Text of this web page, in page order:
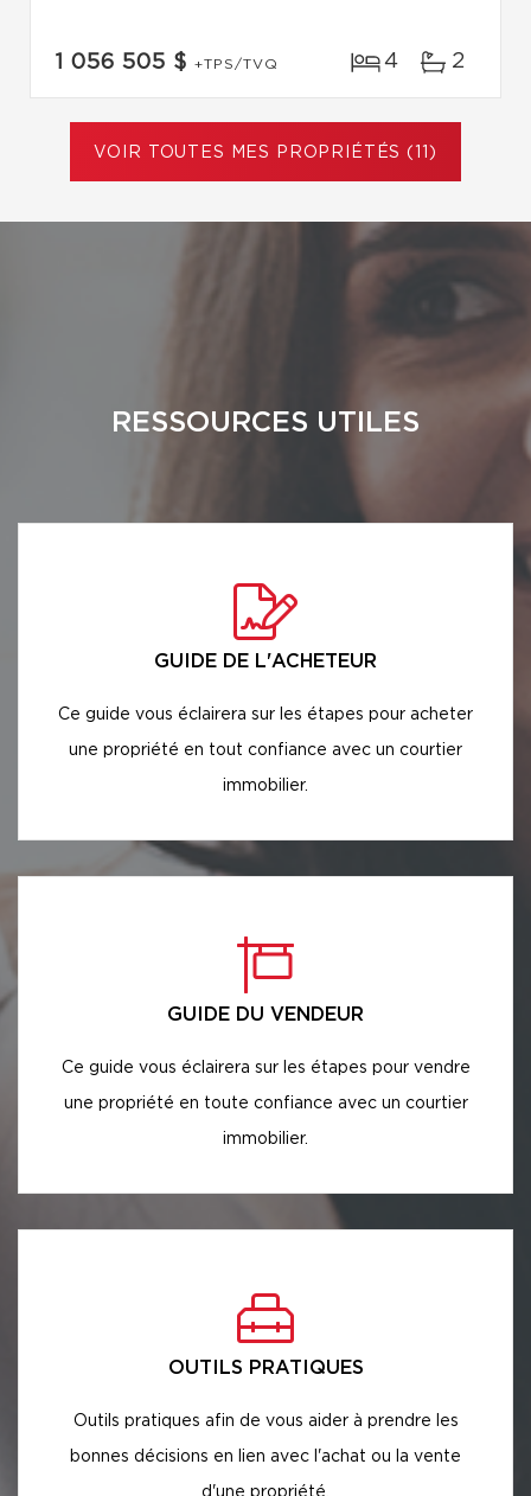
1 056 505 $ +TPS/TVQ 4 2
VOIR TOUTES MES PROPRIÉTÉS (11)
RESSOURCES UTILES
GUIDE DE L'ACHETEUR
Ce guide vous éclairera sur les étapes pour acheter
une propriété en tout confiance avec un courtier
immobilier.
GUIDE DU VENDEUR
Ce guide vous éclairera sur les étapes pour vendre
une propriété en toute confiance avec un courtier
immobilier.
OUTILS PRATIQUES
Outils pratiques afin de vous aider à prendre les
bonnes décisions en lien avec l'achat ou la vente
d'une propriété.